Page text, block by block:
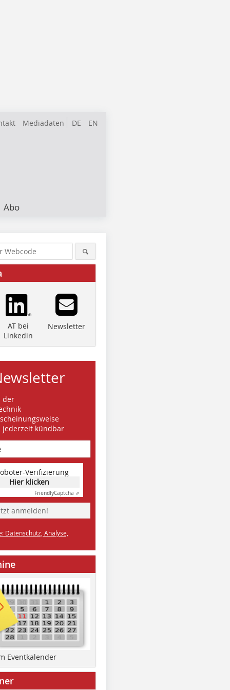
DE EN
Mediadaten
Abo
AT bei
Linkedin
Newsletter
der
jederzeit kündbar
Verifizierung
Hier klicken
FriendlyCaptcha ⇗
anmelden!
Datenschutz, Analyse,
Eventkalender